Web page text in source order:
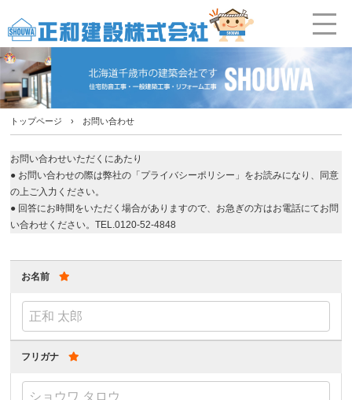
トップページ › お問い合わせ
お問い合わせいただくにあたり
● お問い合わせの際は弊社の 「プライバシーポリシー」 をお読みになり、同意
の上ご入力ください。
● 回答にお時間をいただく場合がありますので、お急ぎの方はお電話にてお問
い合わせください。TEL.0120-52-4848
お名前
フリガナ